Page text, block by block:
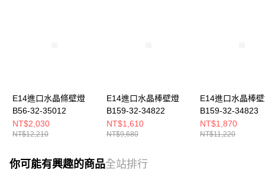
E14進口水晶條壁燈
B56-32-35012
NT$2,030
NT$12,210
E14進口水晶棒壁燈
B159-32-34822
NT$1,610
NT$9,680
E14進口水晶棒
B159-32-34823
NT$1,870
NT$11,220
你可能有興趣的商品全站排行